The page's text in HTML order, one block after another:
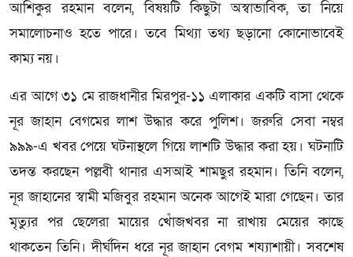
আশিকুর রহমান বলেন, বিষয়টি কিছুটা অস্বাভাবিক, তা নিয়ে
সমালোচনাও হতে পারে। তবে মিথ্যা তথ্য ছড়ানো কোনোভাবেই
কাম্য নয়।
এর আগে ৩১ মে রাজধানীর মিরপুর-১১ এলাকার একটি বাসা থেকে
নূর জাহান বেগমের লাশ উদ্ধার করে পুলিশ। জরুরি সেবা নম্বর
৯৯৯-এ খবর পেয়ে ঘটনাস্থলে গিয়ে লাশটি উদ্ধার করা হয়। ঘটনাটি
তদন্ত করছেন পল্লবী থানার এসআই শামছুর রহমান। তিনি বলেন,
নূর জাহানের স্বামী মজিবুর রহমান অনেক আগেই মারা গেছেন। তার
মৃত্যুর পর ছেলেরা মায়ের খোঁজখবর না রাখায় মেয়ের কাছে
থাকতেন তিনি। দীর্ঘদিন ধরে নূর জাহান বেগম শয্যাশায়ী। সবশেষ